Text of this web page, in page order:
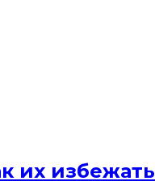
их избежать